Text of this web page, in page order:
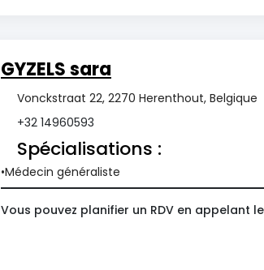
GYZELS sara
Vonckstraat 22, 2270 Herenthout, Belgique
+32 14960593
Spécialisations :
Médecin généraliste
Vous pouvez planifier un RDV en appelant